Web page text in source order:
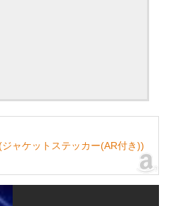
ャケットステッカー(AR付き))